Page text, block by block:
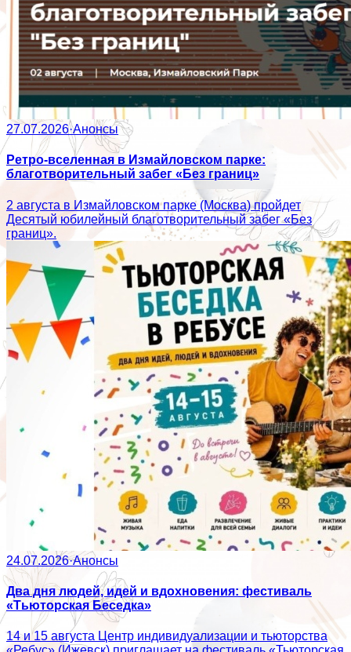
27.07.2026·Анонсы
Ретро-вселенная в Измайловском парке:
благотворительный забег «Без границ»
2 августа в Измайловском парке (Москва) пройдет
Десятый юбилейный благотворительный забег «Без
границ».
24.07.2026·Анонсы
Два дня людей, идей и вдохновения: фестиваль
«Тьюторская Беседка»
14 и 15 августа Центр индивидуализации и тьюторства